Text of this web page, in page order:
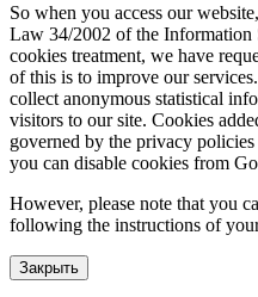
So when you access our
Law 34/2002 of the Information
cookies treatment, we have
of this is to improve our
collect anonymous statistical
visitors to our site. Cookies
governed by the privacy
you can disable cookies from
However, please note that you
following the instructions of
Закрыть